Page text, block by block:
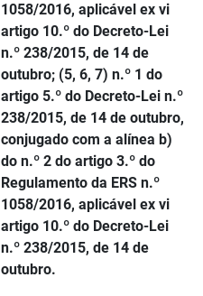
1058/2016, aplicável ex vi
artigo 10.º do Decreto-Lei
n.º 238/2015, de 14 de
outubro; (5, 6, 7) n.º 1 do
artigo 5.º do Decreto-Lei n.º
238/2015, de 14 de outubro,
conjugado com a alínea b)
do n.º 2 do artigo 3.º do
Regulamento da ERS n.º
1058/2016, aplicável ex vi
artigo 10.º do Decreto-Lei
n.º 238/2015, de 14 de
outubro.